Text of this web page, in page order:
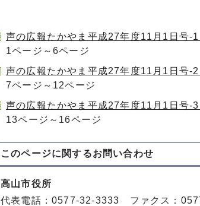
声の広報たかやま平成27年度11月1日号-1
1ページ～6ページ
声の広報たかやま平成27年度11月1日号-2
7ページ～12ページ
声の広報たかやま平成27年度11月1日号-3
13ページ～16ページ
このページに関するお問い合わせ
高山市役所
代表電話：0577-32-3333 ファクス：